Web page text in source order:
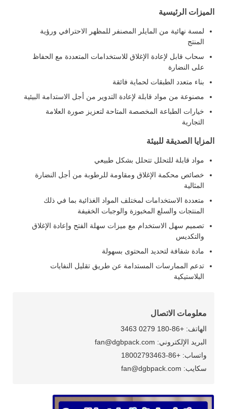
الميزات الرئيسية
لمسة نهائية من المايلر المصنفر للمظهر الاحترافي ورؤية
المنتج
سحاب قابل لإعادة الإغلاق للاستخدامات المتعددة مع الحفاظ
على النضارة
بناء متعدد الطبقات لحماية فائقة
مصنوعة من مواد قابلة لإعادة التدوير من أجل الاستدامة البيئية
خيارات الطباعة المخصصة المتاحة لتعزيز صورة العلامة
التجارية
المزايا الصديقة للبيئة
مواد قابلة للتحلل تتحلل بشكل طبيعي
خصائص محكمة الإغلاق ومقاومة للرطوبة من أجل النضارة
المثالية
متعددة الاستخدامات لمختلف المواد الغذائية بما في ذلك
المنتجات والسلع المخبوزة والوجبات الخفيفة
تصميم سهل الاستخدام مع ميزات سهلة الفتح وإعادة الإغلاق
والتكديس
مادة شفافة لتحديد المحتوى بسهولة
تدعم الممارسات المستدامة عن طريق تقليل النفايات
البلاستيكية
معلومات الاتصال
الهاتف: +86-180 0279 3463
البريد الإلكتروني: fan@dgbpack.com
واتساب: +86-18002793463
سكايب: fan@dgbpack.com